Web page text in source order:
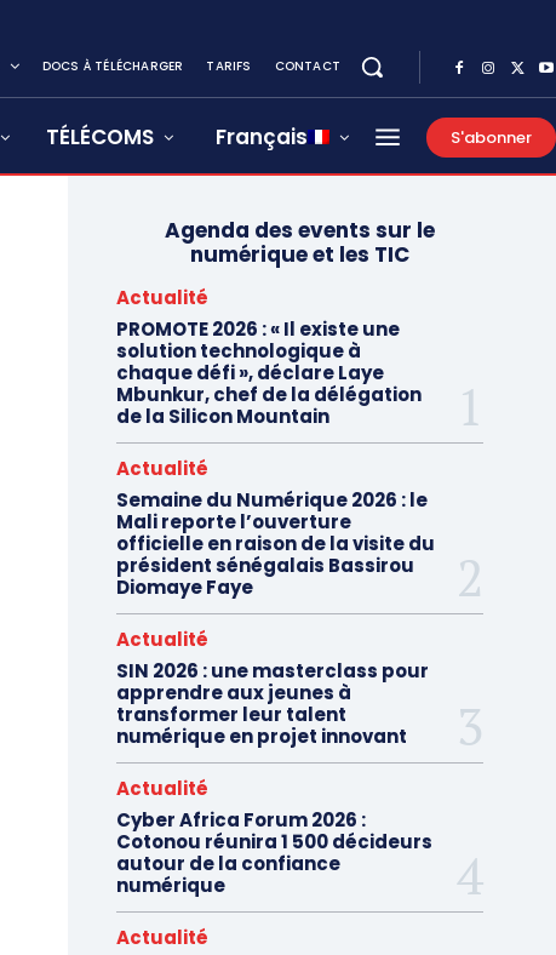
DOCS À TÉLÉCHARGER TARIFS CONTACT
TÉLÉCOMS Français S'abonner
Agenda des events sur le
numérique et les TIC
Actualité
PROMOTE 2026 : « Il existe une
solution technologique à
chaque défi », déclare Laye
Mbunkur, chef de la délégation
de la Silicon Mountain
Actualité
Semaine du Numérique 2026 : le
Mali reporte l’ouverture
officielle en raison de la visite du
président sénégalais Bassirou
Diomaye Faye
Actualité
SIN 2026 : une masterclass pour
apprendre aux jeunes à
transformer leur talent
numérique en projet innovant
Actualité
Cyber Africa Forum 2026 :
Cotonou réunira 1 500 décideurs
autour de la confiance
numérique
Actualité